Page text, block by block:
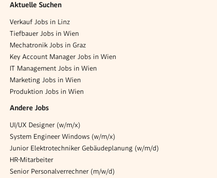
Aktuelle Suchen
Verkauf Jobs in Linz
Tiefbauer Jobs in Wien
Mechatronik Jobs in Graz
Key Account Manager Jobs in Wien
IT Management Jobs in Wien
Marketing Jobs in Wien
Produktion Jobs in Wien
Andere Jobs
UI/UX Designer (w/m/x)
System Engineer Windows (w/m/x)
Junior Elektrotechniker Gebäudeplanung (w/m/d)
HR-Mitarbeiter
Senior Personalverrechner (m/w/d)